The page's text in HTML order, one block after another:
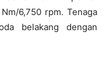
6,750 rpm. Tenaga
belakang dengan